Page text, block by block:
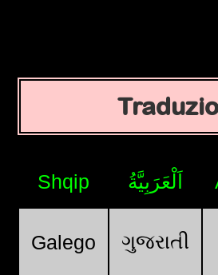
Shqip اَلْعَرَبِيَّةُ
Galego ગુજરાતી